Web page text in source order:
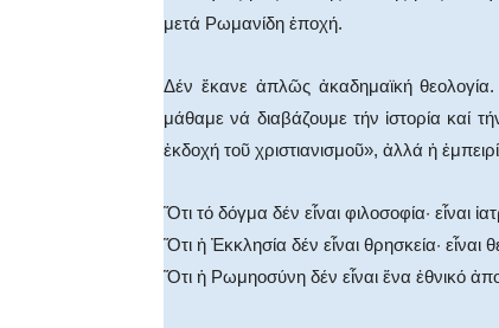
μετά Ρωμανίδη ἐποχή.
Δέν ἔκανε ἀπλῶς ἀκαδημαϊκή
μάθαμε νά διαβάζουμε τήν ἱστορία καί
ἐκδοχή τοῦ χριστιανισμοῦ», ἀλλά ἡ
Ὅτι τό δόγμα δέν εἶναι φιλοσοφία· εἶναι
Ὅτι ἡ Ἐκκλησία δέν εἶναι θρησκεία· εἶναι
Ὅτι ἡ Ρωμηοσύνη δέν εἶναι ἕνα ἐθνικό